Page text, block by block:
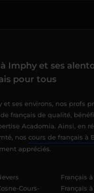
Imphy et ses
pour tous
et ses environs, nos profs
français de qualité,
Acadomia. Ainsi, en
nos cours de français à
appréciés.
Cours-
Français
Français